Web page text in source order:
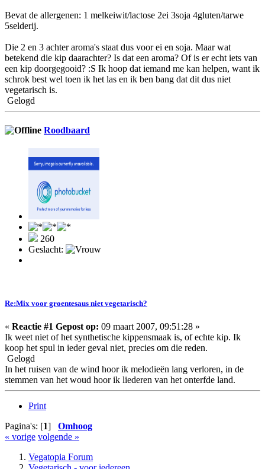
Bevat de allergenen: 1 melkeiwit/lactose 2ei 3soja 4gluten/tarwe
5selderij.
Die 2 en 3 achter aroma's staat dus voor ei en soja. Maar wat
betekend die kip daarachter? Is dat een aroma? Of is er echt iets van
een kip doorgegooid? :S Ik hoop dat iemand me kan helpen, want ik
schrok best wel toen ik het las en ik ben bang dat dit dus niet
vegetarisch is.
Gelogd
Roodbaard
260
Geslacht:
Re:Mix voor groentesaus niet vegetarisch?
« Reactie #1 Gepost op: 09 maart 2007, 09:51:28 »
Ik weet niet of het synthetische kippensmaak is, of echte kip. Ik
koop het spul in ieder geval niet, precies om die reden.
Gelogd
In het ruisen van de wind hoor ik melodieën lang verloren, in de
stemmen van het woud hoor ik liederen van het onterfde land.
Print
Pagina's: [1] Omhoog
« vorige volgende »
Vegatopia Forum